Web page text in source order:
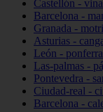
Castellón -
Barcelona -
Granada -
Asturias -
León -
Las-palmas -
Pontevedra -
Ciudad-real -
Barcelona -